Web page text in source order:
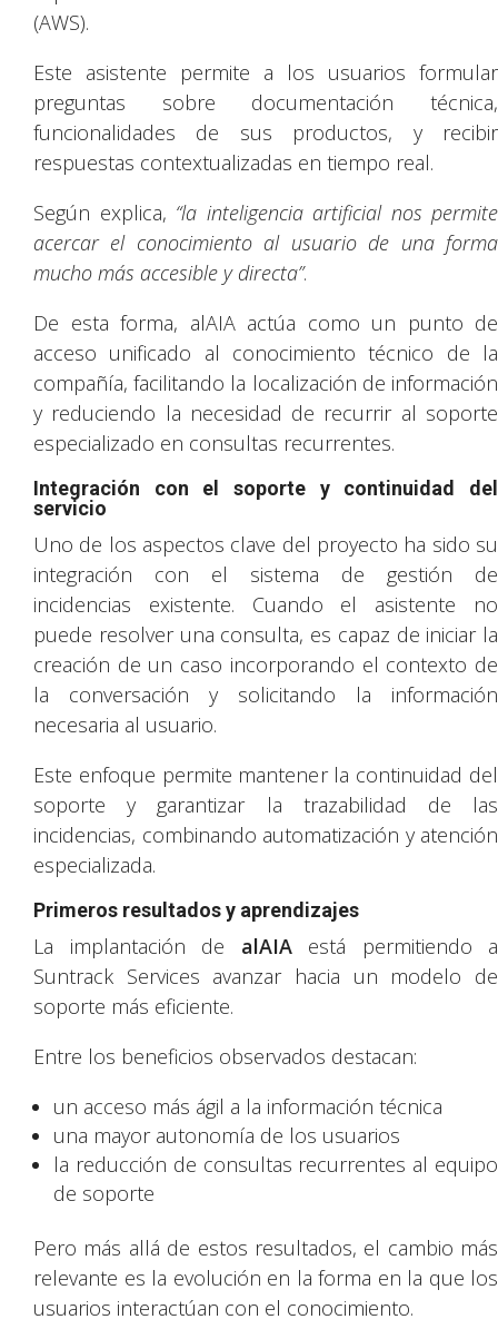
(AWS).
Este asistente permite a los usuarios formular
preguntas sobre documentación técnica,
funcionalidades de sus productos, y recibir
respuestas contextualizadas en tiempo real.
Según explica, “la inteligencia artificial nos permite
acercar el conocimiento al usuario de una forma
mucho más accesible y directa”.
De esta forma, alAIA actúa como un punto de
acceso unificado al conocimiento técnico de la
compañía, facilitando la localización de información
y reduciendo la necesidad de recurrir al soporte
especializado en consultas recurrentes.
Integración con el soporte y continuidad del
servicio
Uno de los aspectos clave del proyecto ha sido su
integración con el sistema de gestión de
incidencias existente. Cuando el asistente no
puede resolver una consulta, es capaz de iniciar la
creación de un caso incorporando el contexto de
la conversación y solicitando la información
necesaria al usuario.
Este enfoque permite mantener la continuidad del
soporte y garantizar la trazabilidad de las
incidencias, combinando automatización y atención
especializada.
Primeros resultados y aprendizajes
La implantación de alAIAestá permitiendo a
Suntrack Services avanzar hacia un modelo de
soporte más eficiente.
Entre los beneficios observados destacan:
un acceso más ágil a la información técnica
una mayor autonomía de los usuarios
la reducción de consultas recurrentes al equipo
de soporte
Pero más allá de estos resultados, el cambio más
relevante es la evolución en la forma en la que los
usuarios interactúan con el conocimiento.